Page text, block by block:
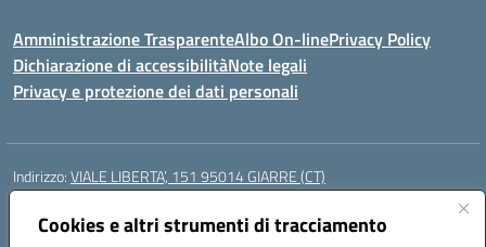
Cookies e altri strumenti di tracciamento
Amministrazione TrasparenteAlbo On-linePrivacy Policy
Dichiarazione di accessibilitàNote legali
Privacy e protezione dei dati personali
Indirizzo:VIALE LIBERTA’, 151 95014 GIARRE (CT)
Centralino:
Posta elettronica certificata (PEC):ctmm151004@pec.istruzione.it